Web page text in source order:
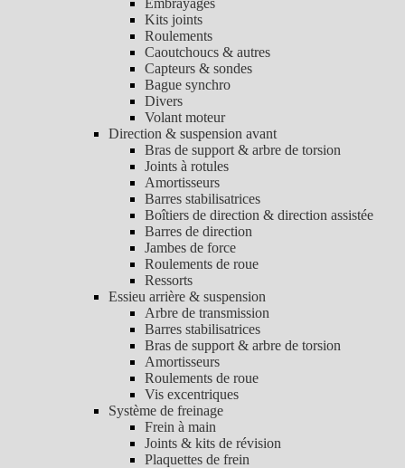
Embrayages
Kits joints
Roulements
Caoutchoucs & autres
Capteurs & sondes
Bague synchro
Divers
Volant moteur
Direction & suspension avant
Bras de support & arbre de torsion
Joints à rotules
Amortisseurs
Barres stabilisatrices
Boîtiers de direction & direction assistée
Barres de direction
Jambes de force
Roulements de roue
Ressorts
Essieu arrière & suspension
Arbre de transmission
Barres stabilisatrices
Bras de support & arbre de torsion
Amortisseurs
Roulements de roue
Vis excentriques
Système de freinage
Frein à main
Joints & kits de révision
Plaquettes de frein